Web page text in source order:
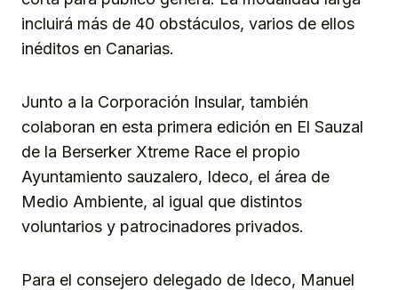
incluirá más de 40 obstáculos, varios de ellos
inéditos en Canarias.
Junto a la Corporación Insular, también
colaboran en esta primera edición en El Sauzal
de la Berserker Xtreme Race el propio
Ayuntamiento sauzalero, Ideco, el área de
Medio Ambiente, al igual que distintos
voluntarios y patrocinadores privados.
Para el consejero delegado de Ideco, Manuel